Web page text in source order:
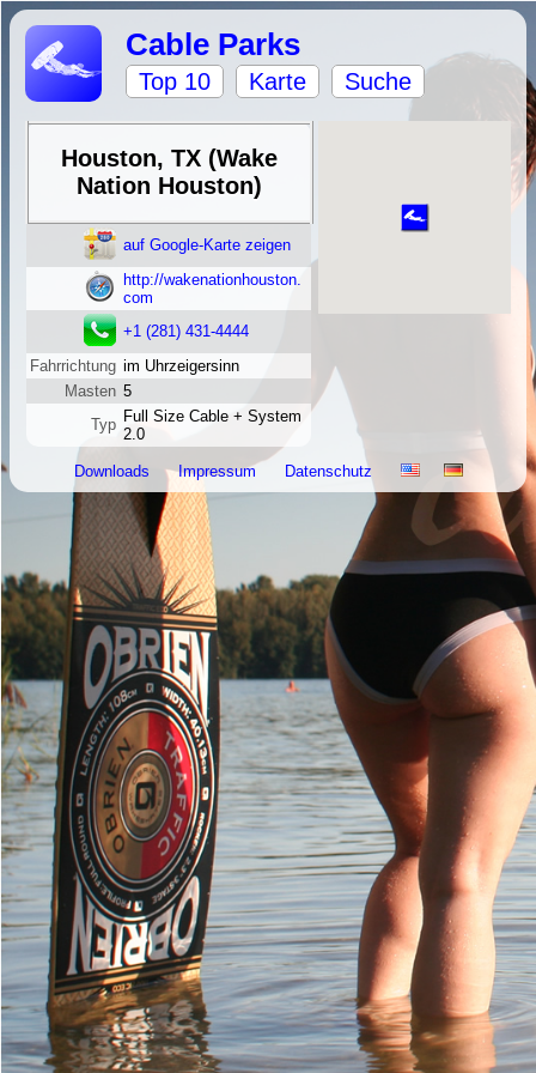
Cable Parks
Top 10 Karte Suche
Houston, TX (Wake
Nation Houston)
auf Google-Karte zeigen
http://wakenationhouston.
com
+1 (281) 431-4444
Fahrrichtung im Uhrzeigersinn
Masten 5
Typ Full Size Cable + System
2.0
Downloads Impressum Datenschutz